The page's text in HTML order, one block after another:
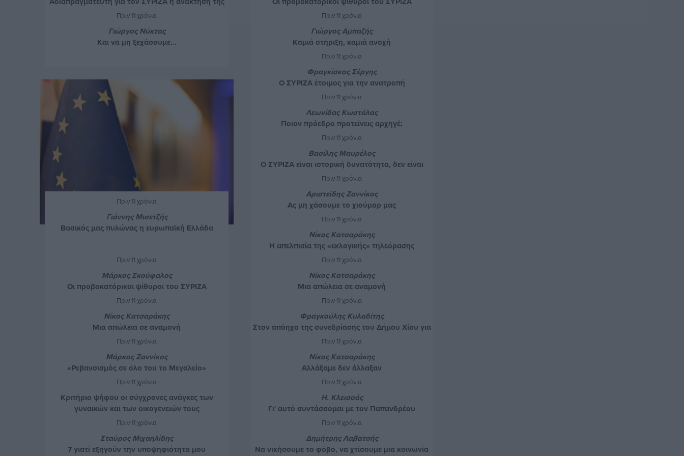
αξιοπρέπειας
Πριν 11 χρόνια
Γιώργος Νύκτας
Και να μη ξεχάσουμε…
Πριν 11 χρόνια
Γιώργος Αμπαζής
Καμιά στήριξη, καμιά ανοχή
Πριν 11 χρόνια
Γιάννης Μισετζής
Βασικός μας πυλώνας η ευρωπαϊκή Ελλάδα
Πριν 11 χρόνια
Φραγκίσκος Σέργης
Ο ΣΥΡΙΖΑ έτοιμος για την ανατροπή
Πριν 11 χρόνια
Λεωνίδας Κωστάλας
Ποιον πρόεδρο προτείνεις αρχηγέ;
Πριν 11 χρόνια
Βασίλης Μαυρέλος
Ο ΣΥΡΙΖΑ είναι ιστορική δυνατότητα, δεν είναι
πανάκεια!
Πριν 11 χρόνια
Αριστείδης Ζαννίκος
Ας μη χάσουμε το χιούμορ μας
Πριν 11 χρόνια
Νίκος Κατσαράκης
Η απελπισία της «εκλογικής» τηλεόρασης
Πριν 11 χρόνια
Μάρκος Σκούφαλος
Οι προβοκατόρικοι ψίθυροι του ΣΥΡΙΖΑ
Πριν 11 χρόνια
Νίκος Κατσαράκης
Μια απώλεια σε αναμονή
Πριν 11 χρόνια
Νίκος Κατσαράκης
Μια απώλεια σε αναμονή
Πριν 11 χρόνια
Φραγκούλης Κυλαδίτης
Στον απόηχο της συνεδρίασης του Δήμου Χίου για
τα ανταποδοτικά τέλη
Πριν 11 χρόνια
Μάρκος Ζαννίκος
«Ρεβανσισμός σε όλο του το Μεγαλείο»
Πριν 11 χρόνια
Νίκος Κατσαράκης
Αλλάξαμε δεν άλλαξαν
Πριν 11 χρόνια
Κριτήριο ψήφου οι σύγχρονες ανάγκες των
γυναικών και των οικογενειών τους
Πριν 11 χρόνια
Η. Κλεισσάς
Γι' αυτό συντάσσομαι με τον Παπανδρέου
Πριν 11 χρόνια
Σταύρος Μιχαηλίδης
7 γιατί εξηγούν την υποψηφιότητα μου
Πριν 11 χρόνια
Δημήτρης Λαβατσής
Να νικήσουμε το φόβο, να χτίσουμε μια κοινωνία